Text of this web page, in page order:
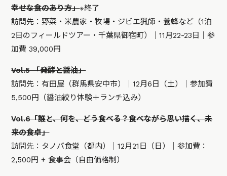
幸せな食のあり方」※終了
訪問先：野菜・米農家・牧場・ジビエ猟師・養蜂など（1泊
2日のフィールドツアー・千葉県御宿町）｜11月22-23日｜参
加費 39,000円
Vol.5 「発酵と醤油」
訪問先：有田屋（群馬県安中市）｜12月6日（土）｜参加費
5,500円（醤油絞り体験＋ランチ込み）
Vol.6「誰と、何を、どう食べる？食べながら思い描く、未
来の食卓」
訪問先：タノバ食堂（都内）｜12月21日（日）｜参加費：
2,500円 + 食事会（自由価格制）